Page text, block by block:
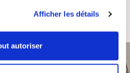
Afficher les détails
autoriser
FRANÇAISE